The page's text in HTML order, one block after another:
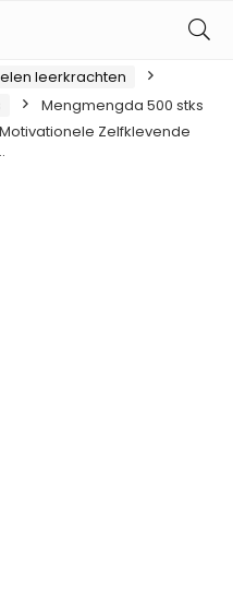
leerkrachten
Mengmengda 500 stks
Zelfklevende